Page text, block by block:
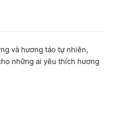
và hương táo tự nhiên,
những ai yêu thích hương